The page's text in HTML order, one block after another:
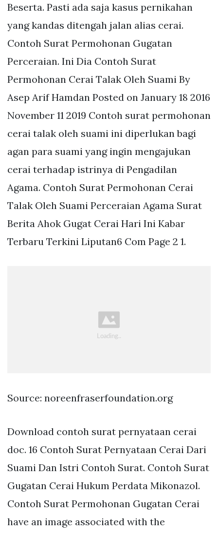
Beserta. Pasti ada saja kasus pernikahan
yang kandas ditengah jalan alias cerai.
Contoh Surat Permohonan Gugatan
Perceraian. Ini Dia Contoh Surat
Permohonan Cerai Talak Oleh Suami By
Asep Arif Hamdan Posted on January 18 2016
November 11 2019 Contoh surat permohonan
cerai talak oleh suami ini diperlukan bagi
agan para suami yang ingin mengajukan
cerai terhadap istrinya di Pengadilan
Agama. Contoh Surat Permohonan Cerai
Talak Oleh Suami Perceraian Agama Surat
Berita Ahok Gugat Cerai Hari Ini Kabar
Terbaru Terkini Liputan6 Com Page 2 1.
Source: noreenfraserfoundation.org
Download contoh surat pernyataan cerai
doc. 16 Contoh Surat Pernyataan Cerai Dari
Suami Dan Istri Contoh Surat. Contoh Surat
Gugatan Cerai Hukum Perdata Mikonazol.
Contoh Surat Permohonan Gugatan Cerai
have an image associated with the